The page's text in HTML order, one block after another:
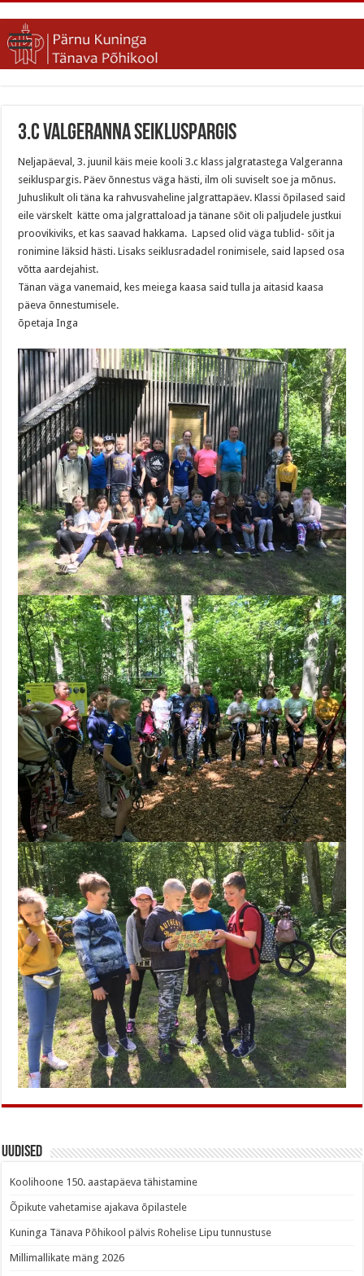
3.c Valgeranna seikluspargis
Neljapäeval, 3. juunil käis meie kooli 3.c klass jalgratastega Valgeranna
seikluspargis. Päev õnnestus väga hästi, ilm oli suviselt soe ja mõnus.
Juhuslikult oli täna ka rahvusvaheline jalgrattapäev. Klassi õpilased said
eile värskelt kätte oma jalgrattaload ja tänane sõit oli paljudele justkui
proovikiviks, et kas saavad hakkama. Lapsed olid väga tublid- sõit ja
ronimine läksid hästi. Lisaks seiklusradadel ronimisele, said lapsed osa
võtta aardejahist.
Tänan väga vanemaid, kes meiega kaasa said tulla ja aitasid kaasa
päeva õnnestumisele.
õpetaja Inga
Uudised
Koolihoone 150. aastapäeva tähistamine
Õpikute vahetamise ajakava õpilastele
Kuninga Tänava Põhikool pälvis Rohelise Lipu tunnustuse
Millimallikate mäng 2026